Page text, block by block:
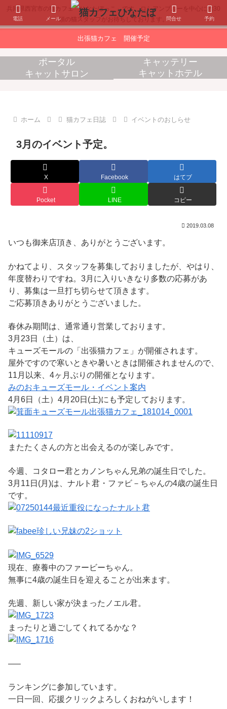
兵庫県西宮市の猫カフェ「ひなたぼっこ」です。ロシアンブルーを中心に約30
頭の猫スタッフがお待ちしております。
出張猫カフェ 開催予定
ポータル
キャッテリー
キャットサロン
キャットホテル
ホーム 猫カフェ日誌 イベントのおしらせ
3月のイベント予定。
X Facebook はてブ
Pocket LINE コピー
2019.03.08
いつも御来店頂き、ありがとうございます。
かねてより、スタッフを募集しておりましたが、やはり、
年度替わりですね。3月に入りいきなり多数の応募があ
り、募集は一旦打ち切らせて頂きます。
ご応募頂きありがとうございました。
春休み期間は、通常通り営業しております。
3月23日（土）は、
キューズモールの「出張猫カフェ」が開催されます。
屋外ですので寒いときや暑いときは開催されませんので、
11月以来、4ヶ月ぶりの開催となります。
みのおキューズモール・イベント案内
4月6日（土）4月20日(土)にも予定しております。
またたくさんの方と出会えるのが楽しみです。
今週、コタロー君とカノンちゃん兄弟の誕生日でした。
3月11日(月)は、ナルト君・ファビ－ちゃんの4歳の誕生日
です。
最近重役になったナルト君
珍しい兄妹の2ショット
現在、療養中のファービーちゃん。
無事に4歳の誕生日を迎えることが出来ます。
先週、新しい家が決まったノエル君。
まったりと過ごしてくれてるかな？
—–
ランキングに参加しています。
一日一回、応援クリックよろしくおねがいします！
電話 メール 問合せ 予約